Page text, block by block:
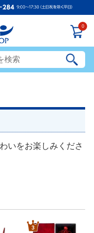
0
いをお楽しみくださ
3